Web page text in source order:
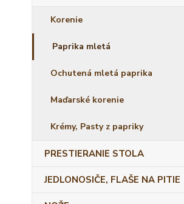
Korenie
Paprika mletá
Ochutená mletá paprika
Maďarské korenie
Krémy, Pasty z papriky
PRESTIERANIE STOLA
JEDLONOSIČE, FLAŠE NA PITIE